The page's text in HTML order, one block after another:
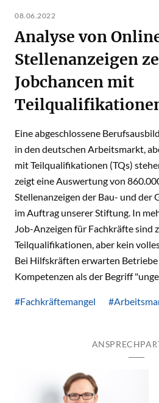
08.06.2022
Analyse von
Stellenanzeigen
Jobchancen mit
Eine abgeschlossene
in den deutschen Arbeitsmarkt,
mit Teilqualifikationen (TQs)
zeigt eine Auswertung von
Stellenanzeigen der Bau- und der
im Auftrag unserer Stiftung. In
Job-Anzeigen für Fachkräfte sind
Teilqualifikationen, aber kein
Bei Hilfskräften erwarten
Kompetenzen als der Begriff
#Fachkräftemangel